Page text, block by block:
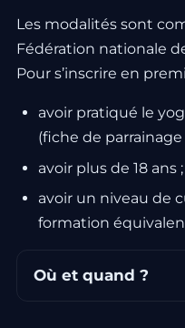
Les modalités sont
Fédération nationale
Pour s’inscrire en
avoir pratiqué le
(fiche de
avoir plus de 18 ans ;
avoir un niveau de
formation
Où et quand ?